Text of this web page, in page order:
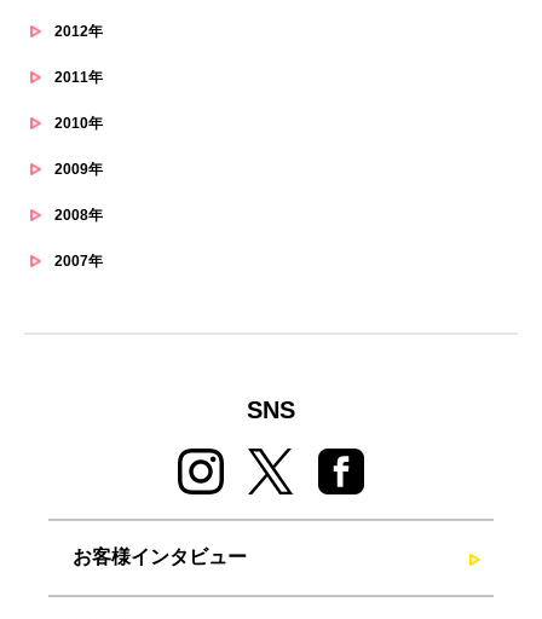
2012年
2011年
2010年
2009年
2008年
2007年
SNS
お客様インタビュー